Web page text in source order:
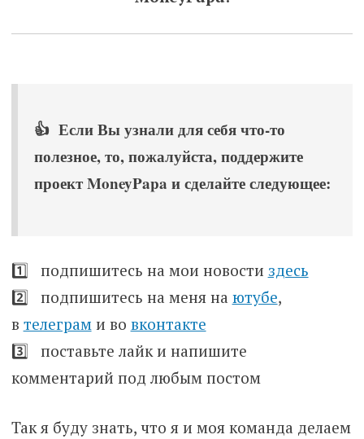
👍 Если Вы узнали для себя что-то
полезное, то, пожалуйста, поддержите
проект MoneyPapa и сделайте следующее:
1️⃣ подпишитесь на мои новости здесь
2️⃣ подпишитесь на меня на ютубе,
в телеграм и во вконтакте
3️⃣ поставьте лайк и напишите
комментарий под любым постом
Так я буду знать, что я и моя команда делаем